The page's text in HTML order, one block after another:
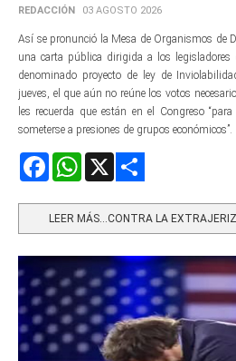
REDACCIÓN 03 AGOSTO 2026
Así se pronunció la Mesa de Organismos de
una carta pública dirigida a los legisladores
denominado proyecto de ley de
jueves, el que aún no reúne los votos
les recuerda que están en el Congreso
someterse a presiones de grupos económicos”.
FacebookWhatsApp
LEER MÁS…CONTRA LA